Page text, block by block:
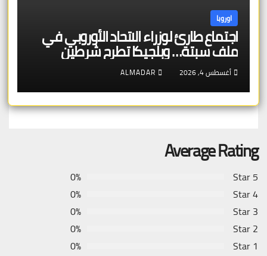
اوروبا
اجتماع طارئ لوزراء الاتحاد الأوروبي في
ملف سبتة… وبلجيكا تطرح شرطين
أغسطس 4, 2026 ALMADAR
Average Rating
5 Star
0%
4 Star
0%
3 Star
0%
2 Star
0%
1 Star
0%